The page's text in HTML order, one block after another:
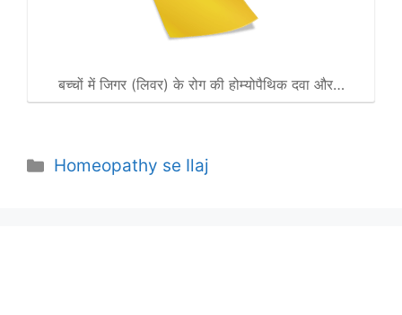
बच्चों में जिगर (लिवर) के रोग की होम्योपैथिक दवा और…
Categories
Homeopathy se Ilaj